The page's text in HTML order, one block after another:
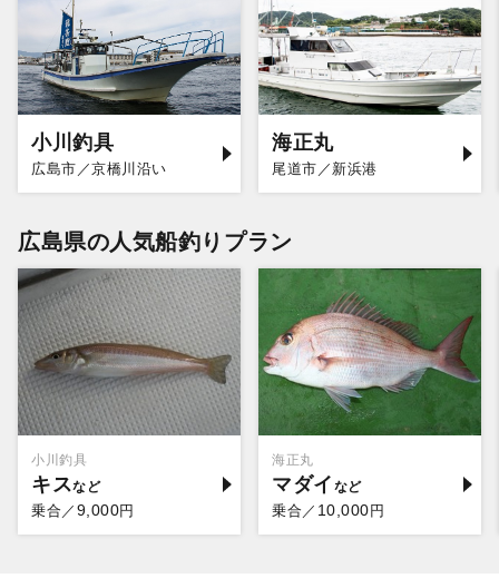
小川釣具
広島市／京橋川沿い
海正丸
尾道市／新浜港
広島県の人気船釣りプラン
小川釣具
キス
乗合／ 9,000円
海正丸
マダイ
乗合／ 10,000円